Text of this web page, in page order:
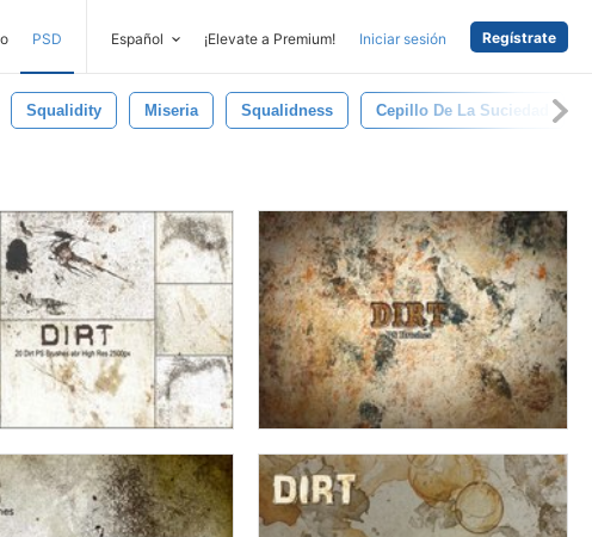
PSD Español ¡Elevate a Premium! Iniciar sesión Regístrate
Squalidity Miseria Squalidness Cepillo De La Suciedad